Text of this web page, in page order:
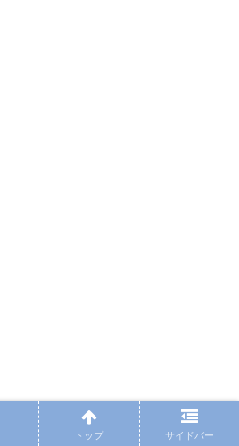
トップ サイドバー